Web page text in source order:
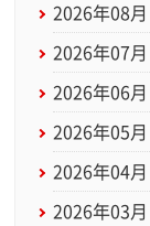
2026年08月
2026年07月
2026年06月
2026年05月
2026年04月
2026年03月